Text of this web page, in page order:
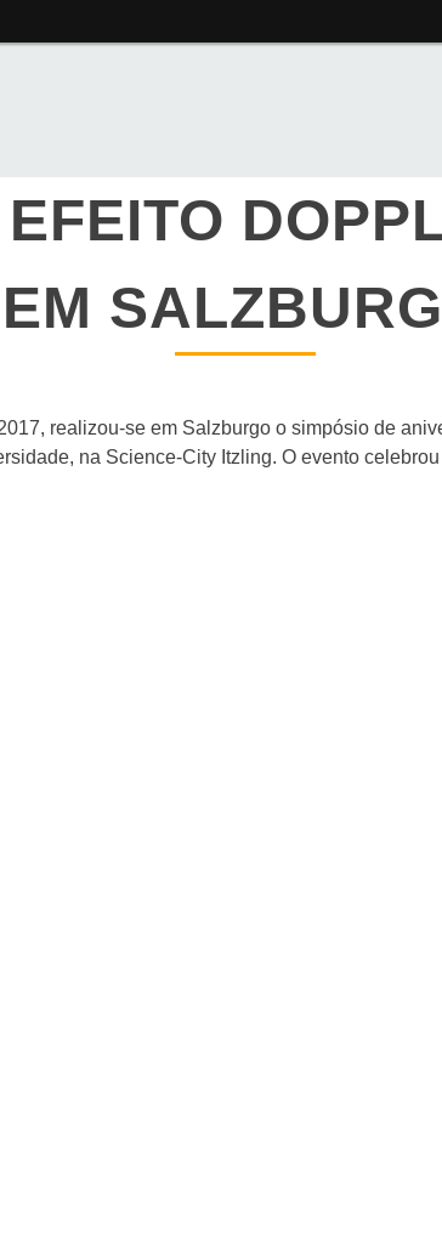
EM
realizou-se em Salzburgo o simpósio de
na Science-City Itzling. O evento